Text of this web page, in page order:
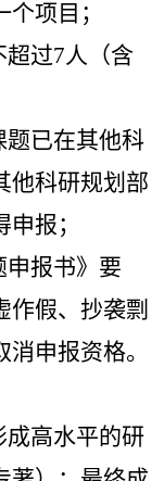
项目；
超过7人（含
题已在其他科
他科研规划部
报；
申报书》要
作假、抄袭剽
申报资格。
成高水平的研